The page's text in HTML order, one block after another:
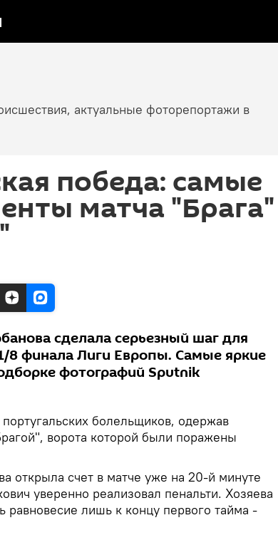
актуальные фоторепортажи в
победа: самые
матча "Брага"
сделала серьезный шаг для
8 финала Лиги Европы. Самые яркие
фотографий Sputnik
болельщиков, одержав
ворота которой были поражены
открыла счет в матче уже на 20-й минуте
уверенно реализовал пенальти. Хозяева
равновесие лишь к концу первого тайма -